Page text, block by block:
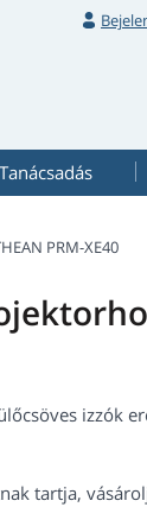
Tanácsadás
PRM-XE40
izzók
tartja,